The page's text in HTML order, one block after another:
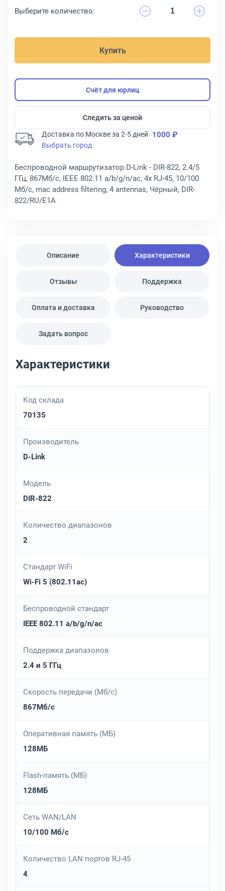
Выберите количество:
Купить
Счёт для юрлиц
Следить за ценой
Доставка по Москве за 2-5 дней 1000 ₽
Выбрать город
Беспроводной маршрутизатор D-Link - DIR-822, 2.4/5
ГГц, 867Мб/с, IEEE 802.11 a/b/g/n/ac, 4x RJ-45, 10/100
Мб/с, mac address filtering, 4 antennas, Чёрный, DIR-
822/RU/E1A
Описание Характеристики
Отзывы Поддержка
Оплата и доставка Руководство
Задать вопрос
Характеристики
Код склада
70135
Производитель
D-Link
Модель
DIR-822
Количество диапазонов
2
Стандарт WiFi
Wi-Fi 5 (802.11ac)
Беспроводной стандарт
IEEE 802.11 a/b/g/n/ac
Поддержка диапазонов
2.4 и 5 ГГц
Скорость передачи (Мб/с)
867Мб/с
Оперативная память (МБ)
128МБ
Flash-память (МБ)
128МБ
Сеть WAN/LAN
10/100 Мб/с
Количество LAN портов RJ-45
4